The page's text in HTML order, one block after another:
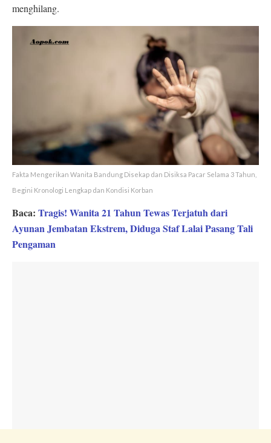
menghilang.
Fakta Mengerikan Wanita Bandung Disekap dan Disiksa Pacar Selama 3 Tahun,
Begini Kronologi Lengkap dan Kondisi Korban
Baca: Tragis! Wanita 21 Tahun Tewas Terjatuh dari
Ayunan Jembatan Ekstrem, Diduga Staf Lalai Pasang Tali
Pengaman